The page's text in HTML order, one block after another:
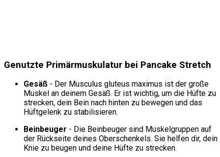
Genutzte Primärmuskulatur bei Pancake Stretch
Gesäß - Der Musculus gluteus maximus ist der große
Muskel an deinem Gesäß. Er ist wichtig, um die Hüfte zu
strecken, dein Bein nach hinten zu bewegen und das
Hüftgelenk zu stabilisieren.
Beinbeuger - Die Beinbeuger sind Muskelgruppen auf
der Rückseite deines Oberschenkels. Sie helfen dir, dein
Knie zu beugen und deine Hüfte zu strecken.